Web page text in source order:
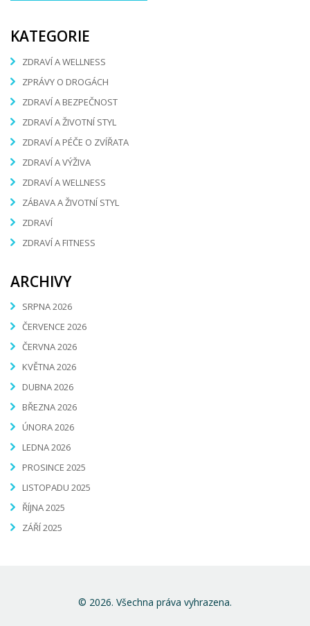
KATEGORIE
ZDRAVÍ A WELLNESS
ZPRÁVY O DROGÁCH
ZDRAVÍ A BEZPEČNOST
ZDRAVÍ A ŽIVOTNÍ STYL
ZDRAVÍ A PÉČE O ZVÍŘATA
ZDRAVÍ A VÝŽIVA
ZDRAVÍ A WELLNESS
ZÁBAVA A ŽIVOTNÍ STYL
ZDRAVÍ
ZDRAVÍ A FITNESS
ARCHIVY
SRPNA 2026
ČERVENCE 2026
ČERVNA 2026
KVĚTNA 2026
DUBNA 2026
BŘEZNA 2026
ÚNORA 2026
LEDNA 2026
PROSINCE 2025
LISTOPADU 2025
ŘÍJNA 2025
ZÁŘÍ 2025
© 2026. Všechna práva vyhrazena.